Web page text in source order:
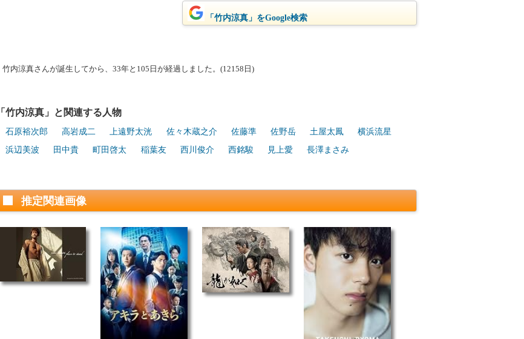
「竹内涼真」をGoogle検索
竹内涼真さんが誕生してから、33年と105日が経過しました。(12158日)
「竹内涼真」と関連する人物
石原裕次郎 高岩成二 上遠野太洸 佐々木蔵之介 佐藤準 佐野岳 土屋太鳳
横浜流星
浜辺美波
田中貴 町田啓太 稲葉友 西川俊介 西銘駿 見上愛 長澤まさみ
推定関連画像